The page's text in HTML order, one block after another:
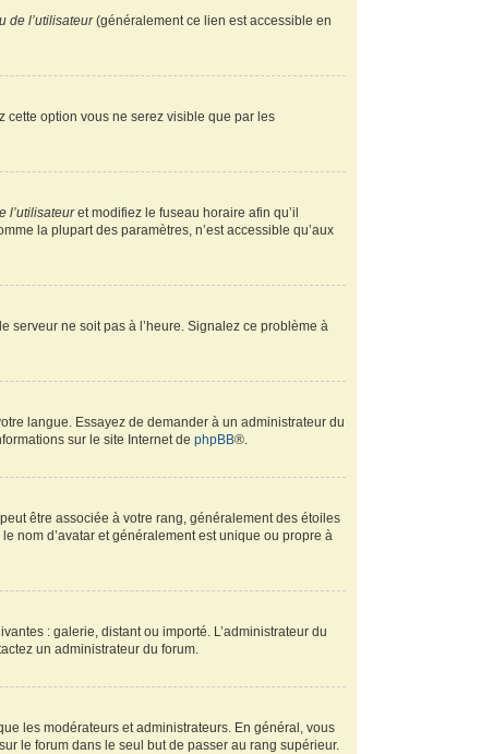
de l’utilisateur(généralement ce lien est accessible en
cette option vous ne serez visible que par les
l’utilisateuret modifiez le fuseau horaire afin qu’il
la plupart des paramètres, n’est accessible qu’aux
serveur ne soit pas à l’heure. Signalez ce problème à
langue. Essayez de demander à un administrateur du
sur le site Internet dephpBB®.
être associée à votre rang, généralement des étoiles
nom d’avatar et généralement est unique ou propre à
: galerie, distant ou importé. L’administrateur du
un administrateur du forum.
les modérateurs et administrateurs. En général, vous
le forum dans le seul but de passer au rang supérieur.